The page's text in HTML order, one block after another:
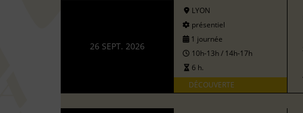
26 SEPT. 2026
LYON
présentiel
1 journée
10h-13h / 14h-17h
6 h.
DÉCOUVERTE